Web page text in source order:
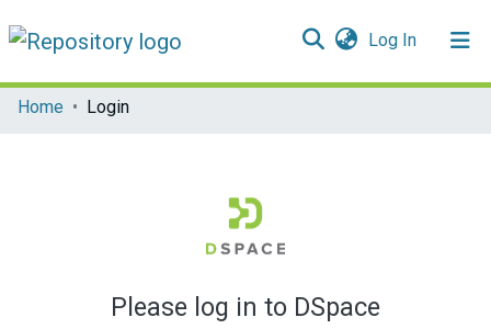
Log In(current)
Communities & Collections
Home Login
Please log in to DSpace